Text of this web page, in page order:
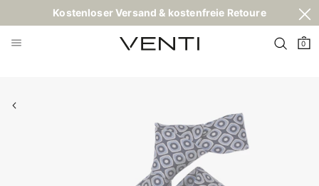
Kostenloser Versand & kostenfreie Retoure
0